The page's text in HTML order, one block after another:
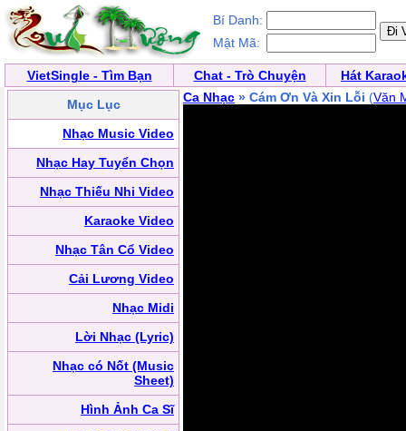
Bí Danh:
Mật Mã:
VietSingle - Tìm Bạn Chat - Trò Chuyện
Hát
Mục Lục
Nhạc Music Video
Nhạc Hay Tuyển Chọn
Nhạc Thiếu Nhi Video
Karaoke Video
Nhạc Tân Cổ Video
Cải Lương Video
Nhạc Midi
Lời Nhạc (Lyric)
Nhạc có Nốt (Music
Sheet)
Hình Ảnh Ca Sĩ
Ca Nhạc » Cám Ơn Và Xin Lỗi (Văn